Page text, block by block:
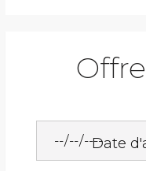
Date